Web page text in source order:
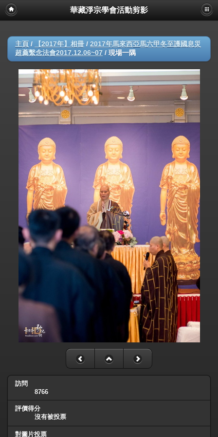
華藏淨宗學會活動剪影
主頁 / 【2017年】相冊 / 2017年馬來西亞馬六甲冬至護國息災
超薦繫念法會2017.12.06~07 / 現場一隅
訪問
8766
評價得分
沒有被投票
對圖片投票